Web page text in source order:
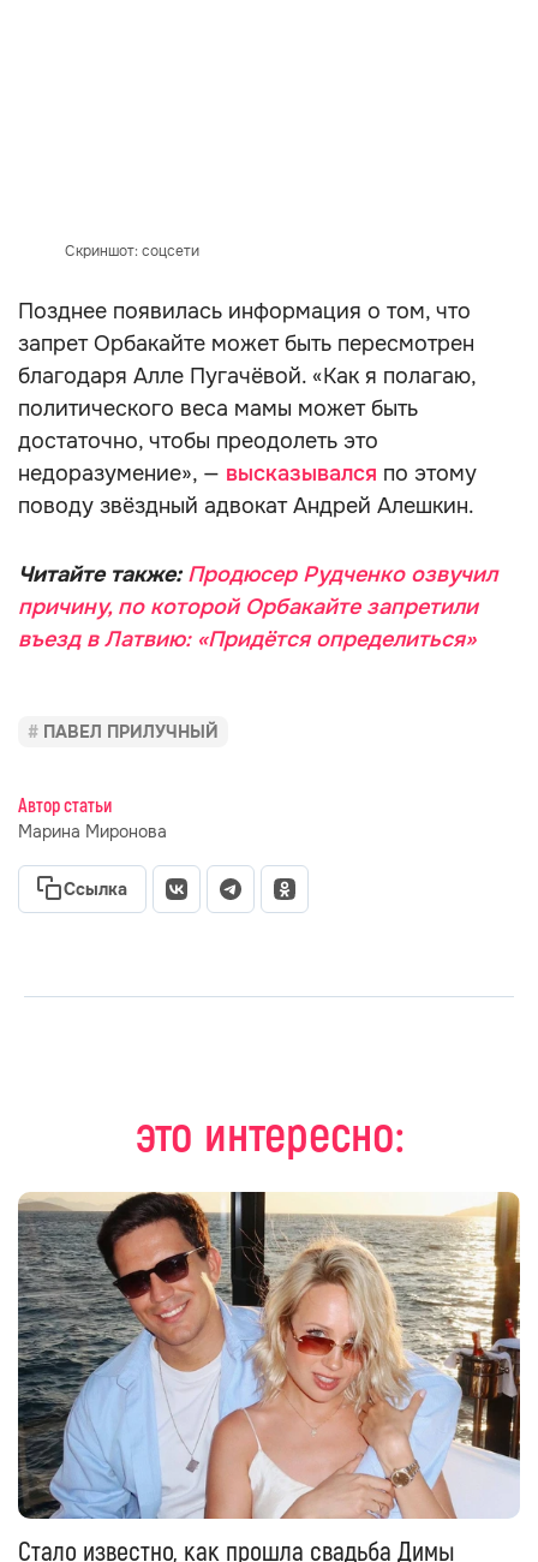
Скриншот: соцсети
Позднее появилась информация о том, что
запрет Орбакайте может быть пересмотрен
благодаря Алле Пугачёвой. «Как я полагаю,
политического веса мамы может быть
достаточно, чтобы преодолеть это
недоразумение», — высказывался по этому
поводу звёздный адвокат Андрей Алешкин.
Читайте также: Продюсер Рудченко озвучил
причину, по которой Орбакайте запретили
въезд в Латвию: «Придётся определиться»
ПАВЕЛ ПРИЛУЧНЫЙ
Автор статьи
Марина Миронова
Ссылка
это интересно:
Стало известно, как прошла свадьба Димы